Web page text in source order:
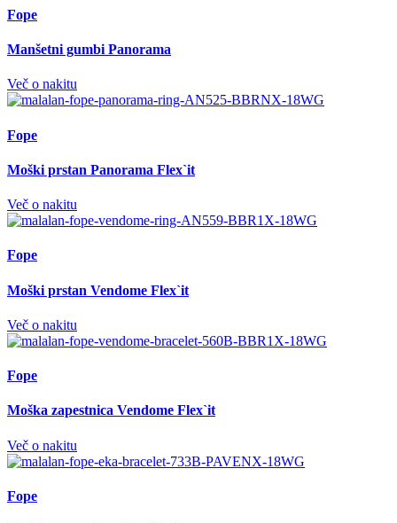
Fope
Manšetni gumbi Panorama
Več o nakitu
Fope
Moški prstan Panorama Flex`it
Več o nakitu
Fope
Moški prstan Vendome Flex`it
Več o nakitu
Fope
Moška zapestnica Vendome Flex`it
Več o nakitu
Fope